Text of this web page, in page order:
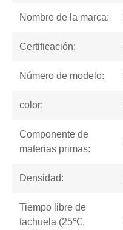
Nombre de la marca:
Certificación:
Número de modelo:
color:
Componente de
materias primas:
Densidad:
Tiempo libre de
tachuela (25℃,